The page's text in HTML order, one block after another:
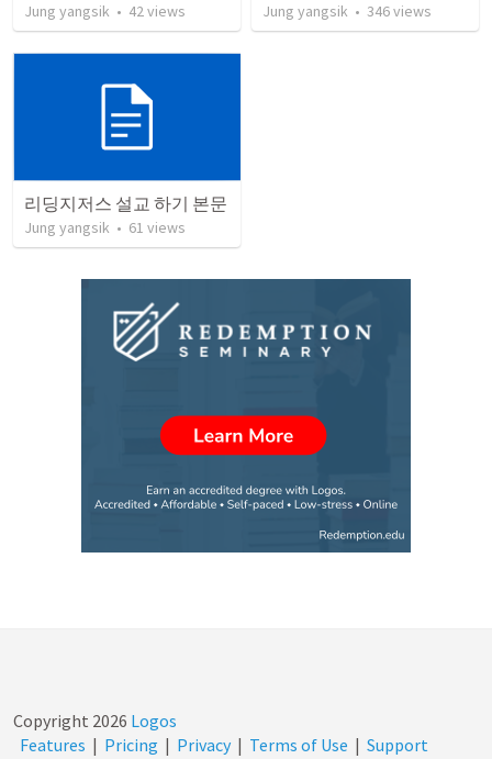
Jung yangsik • 42views Jung yangsik • 346views
리딩지저스 설교 하기 본문
Jung yangsik • 61 views
Copyright 2026 Logos
Features | Pricing | Privacy | Terms of Use | Support